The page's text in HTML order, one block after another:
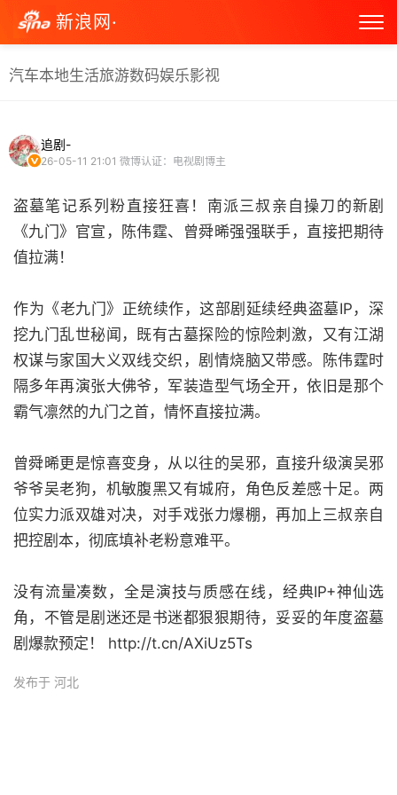
新浪网·
汽车本地生活旅游数码娱乐影视
追剧-
26-05-11 21:01 微博认证：电视剧博主
盗墓笔记系列粉直接狂喜！南派三叔亲自操刀的新剧
《九门》官宣，陈伟霆、曾舜晞强强联手，直接把期待
值拉满！
作为《老九门》正统续作，这部剧延续经典盗墓IP，深
挖九门乱世秘闻，既有古墓探险的惊险刺激，又有江湖
权谋与家国大义双线交织，剧情烧脑又带感。陈伟霆时
隔多年再演张大佛爷，军装造型气场全开，依旧是那个
霸气凛然的九门之首，情怀直接拉满。
曾舜晞更是惊喜变身，从以往的吴邪，直接升级演吴邪
爷爷吴老狗，机敏腹黑又有城府，角色反差感十足。两
位实力派双雄对决，对手戏张力爆棚，再加上三叔亲自
把控剧本，彻底填补老粉意难平。
没有流量凑数，全是演技与质感在线，经典IP+神仙选
角，不管是剧迷还是书迷都狠狠期待，妥妥的年度盗墓
剧爆款预定！ http://t.cn/AXiUz5Ts
发布于 河北